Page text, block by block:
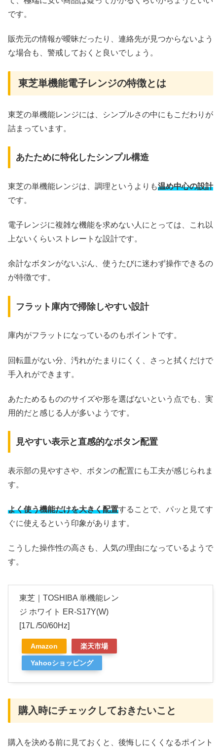
です。
販売元の情報が曖昧だったり、連絡先が見つからないよう
な場合も、警戒しておくと良いでしょう。
東芝単機能電子レンジの特徴とは
東芝の単機能レンジには、シンプルさの中にもこだわりが
詰まっています。
あたために特化したシンプル構造
東芝の単機能レンジは、調理というよりも温め中心の設計
です。
電子レンジに複雑な機能を求めない人にとっては、これ以
上ないくらいストレートな設計です。
余計なボタンがないぶん、使うたびに迷わず操作できるの
が特徴です。
フラット庫内で掃除しやすい設計
庫内がフラットになっているのもポイントです。
回転皿がない分、汚れがたまりにくく、さっと拭くだけで
手入れができます。
あたためるもののサイズや形を選ばないという点でも、実
用的だと感じる人が多いようです。
見やすい表示と直感的なボタン配置
表示部の見やすさや、ボタンの配置にも工夫が感じられま
す。
よく使う機能だけを大きく配置することで、パッと見てす
ぐに使えるという印象があります。
こうした操作性の高さも、人気の理由になっているようで
す。
東芝｜TOSHIBA 単機能レン
ジ ホワイト ER-S17Y(W)
[17L /50/60Hz]
Amazon 楽天市場
Yahooショッピング
購入時にチェックしておきたいこと
購入を決める前に見ておくと、後悔しにくくなるポイント